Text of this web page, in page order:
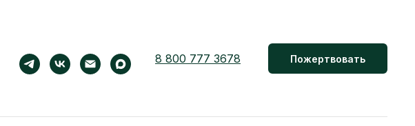
8 800 777 3678 Пожертвовать